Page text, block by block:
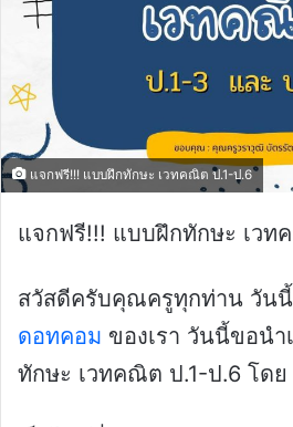
แจกฟรี!!! แบบฝึกทักษะ เวทคณิต ป.1-ป.6
แจกฟรี!!! แบบฝึกทักษะ เวท
สวัสดีครับคุณครูทุกท่าน วันนี้
ดอทคอม ของเรา วันนี้ขอน
ทักษะ เวทคณิต ป.1-ป.6 โดย